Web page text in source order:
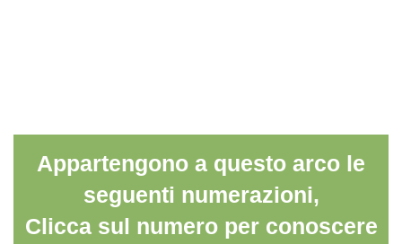
Appartengono a questo arco le
seguenti numerazioni,
Clicca sul numero per conoscere